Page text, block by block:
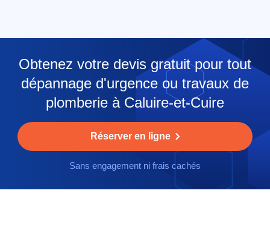
Obtenez votre devis gratuit pour tout
dépannage d'urgence ou travaux de
plomberie à Caluire-et-Cuire
Réserver en ligne
Sans engagement ni frais cachés